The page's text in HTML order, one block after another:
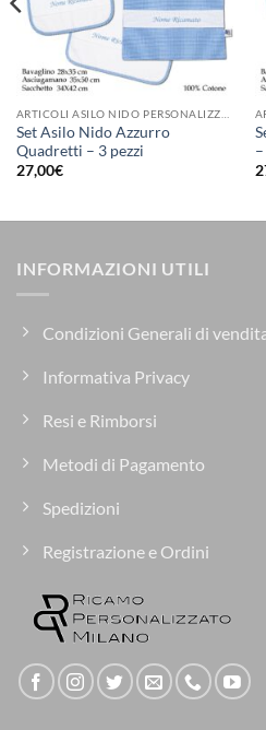
Set Asilo Nido Azzurro
Quadretti – 3 pezzi
27,00€
INFORMAZIONI UTILI
Condizioni Generali di
Informativa Privacy
Resi e Rimborsi
Metodi di Pagamento
Spedizioni
Registrazione e Ordini